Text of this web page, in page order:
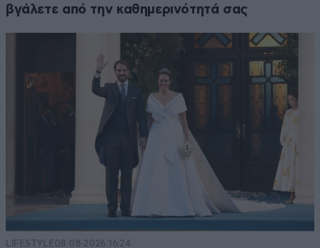
βγάλετε από την καθημερινότητά σας
LIFESTYLE08·08·2026 16:24